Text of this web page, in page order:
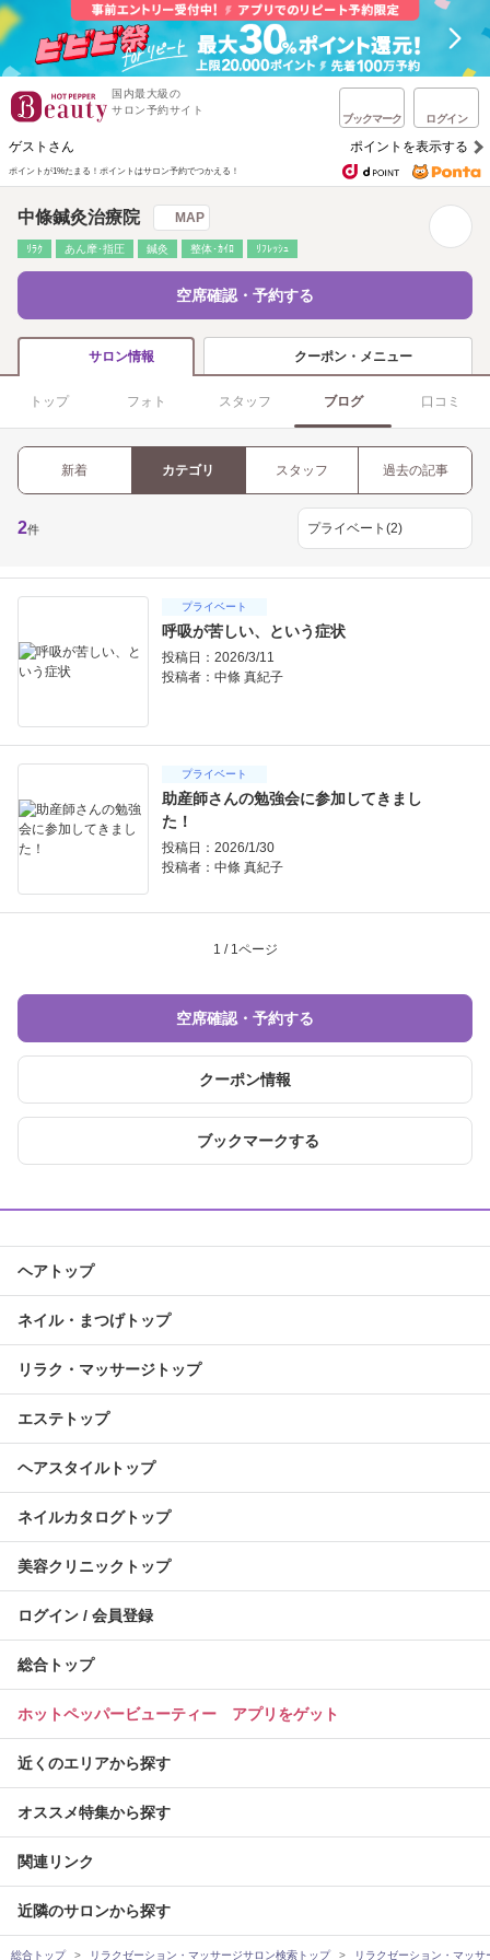
国内最大級の
サロン予約サイト
ブックマーク ログイン
ゲストさん ポイントを表示する
ポイントが1%たまる！ ポイントはサロン予約でつかえる！
中條鍼灸治療院 MAP
ﾘﾗｸ あん摩･指圧 鍼灸 整体･ｶｲﾛ ﾘﾌﾚｯｼｭ
空席確認・予約する
サロン情報 クーポン・メニュー
トップ フォト スタッフ ブログ 口コミ
新着 カテゴリ スタッフ 過去の記事
2件
プライベート
呼吸が苦しい、という症状
投稿日：2026/3/11
投稿者： 中條 真紀子
プライベート
助産師さんの勉強会に参加してきまし
た！
投稿日：2026/1/30
投稿者： 中條 真紀子
1 / 1ページ
空席確認・予約する
クーポン情報
ブックマークする
ヘアトップ
ネイル・まつげトップ
リラク・マッサージトップ
エステトップ
ヘアスタイルトップ
ネイルカタログトップ
美容クリニックトップ
ログイン / 会員登録
総合トップ
ホットペッパービューティー アプリをゲット
近くのエリアから探す
オススメ特集から探す
関連リンク
近隣のサロンから探す
総合トップ リラクゼーション・マッサージサロン検索トップ リラクゼーション・マッ